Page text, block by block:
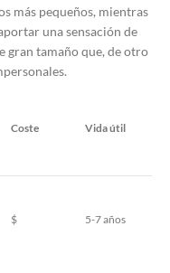
más pequeños, mientras
una sensación de
gran tamaño que, de otro
Coste Vida útil
$ 5-7 años